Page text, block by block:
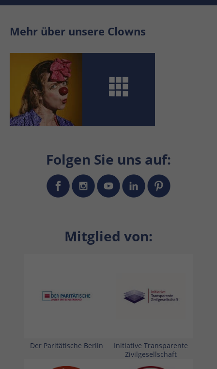
Mehr über unsere Clowns
Folgen Sie uns auf:
Mitglied von:
Der Paritätische Berlin
Initiative Transparente
Zivilgesellschaft